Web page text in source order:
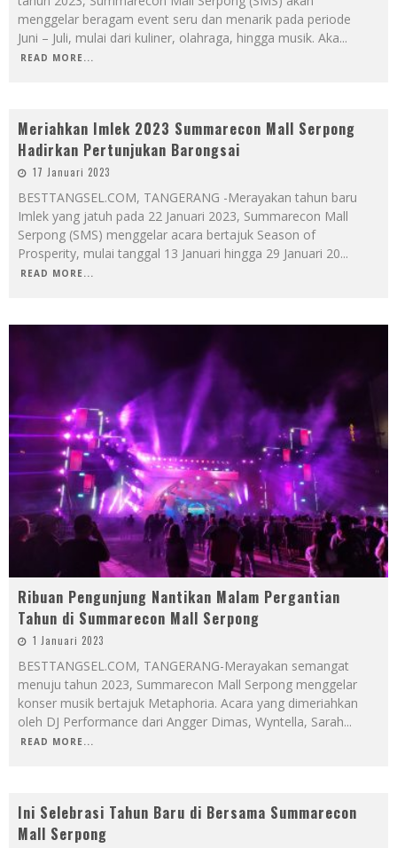
menggelar beragam event seru dan menarik pada periode
Juni – Juli, mulai dari kuliner, olahraga, hingga musik. Aka...
READ MORE...
Meriahkan Imlek 2023 Summarecon Mall Serpong
Hadirkan Pertunjukan Barongsai
17 Januari 2023
BESTTANGSEL.COM, TANGERANG -Merayakan tahun baru
Imlek yang jatuh pada 22 Januari 2023, Summarecon Mall
Serpong (SMS) menggelar acara bertajuk Season of
Prosperity, mulai tanggal 13 Januari hingga 29 Januari 20...
READ MORE...
Ribuan Pengunjung Nantikan Malam Pergantian
Tahun di Summarecon Mall Serpong
1 Januari 2023
BESTTANGSEL.COM, TANGERANG-Merayakan semangat
menuju tahun 2023, Summarecon Mall Serpong menggelar
konser musik bertajuk Metaphoria. Acara yang dimeriahkan
oleh DJ Performance dari Angger Dimas, Wyntella, Sarah...
READ MORE...
Ini Selebrasi Tahun Baru di Bersama Summarecon
Mall Serpong